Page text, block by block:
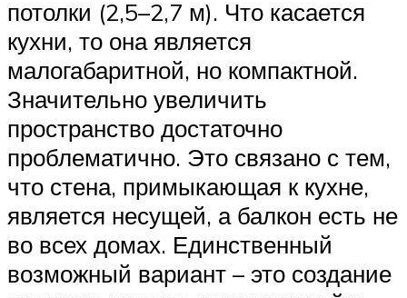
потолки (2,5–2,7 м). Что касается
кухни, то она является
малогабаритной, но компактной.
Значительно увеличить
пространство достаточно
проблематично. Это связано с тем,
что стена, примыкающая к кухне,
является несущей, а балкон есть не
во всех домах. Единственный
возможный вариант – это создание